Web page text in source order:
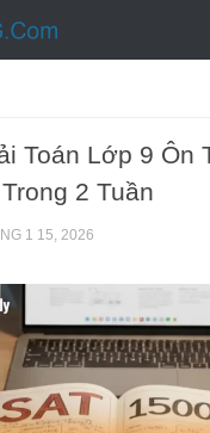
Toán Lớp 9 Ôn
2 Tuần
1 15, 2026